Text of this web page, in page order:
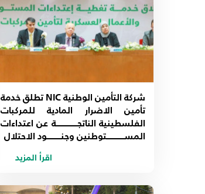
شركة التأمين الوطنية NIC تطلق خدمة
تأمين الاضرار المادية للمركبات
الفلسطينية الناتجــــــــــــة عن اعتداءات
المســــــــــتوطنين وجنــــــــود الاحتلال
اقرأ المزيد